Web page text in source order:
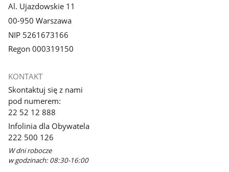
Al. Ujazdowskie 11
00-950 Warszawa
NIP 5261673166
Regon 000319150
KONTAKT
Skontaktuj się z nami
pod numerem:
22 52 12 888
Infolinia dla Obywatela
222 500 126
W dni robocze
w godzinach: 08:30-16:00